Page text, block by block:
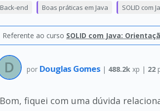
Back-end Boas práticas em Java SOLID com
Referente ao curso SOLID com Java:
por Douglas Gomes | 488.2k xp | 22
Bom, fiquei com uma dúvida